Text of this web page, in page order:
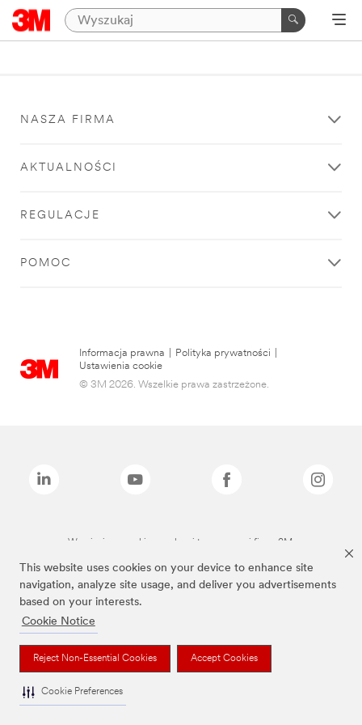
This website uses cookies on your device to enhance site
navigation, analyze site usage, and deliver you advertisements
based on your interests.
Cookie Notice
Reject Non-Essential Cookies Accept Cookies
Cookie Preferences
NASZA FIRMA
AKTUALNOŚCI
REGULACJE
POMOC
Informacja prawna Polityka prywatności
Ustawienia cookie
© 3M 2026. Wszelkie prawa zastrzeżone.
Wymienione marki są znakami towarowymi firmy 3M.